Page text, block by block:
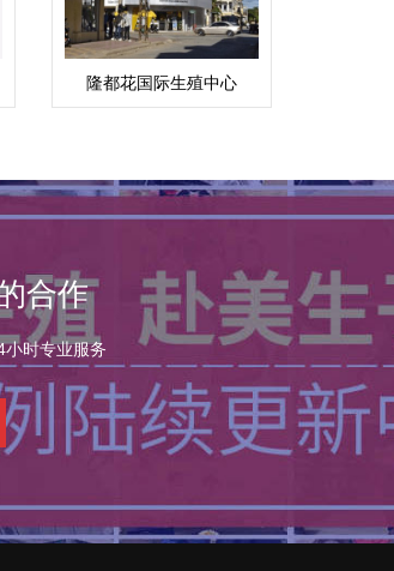
隆都花国际生殖中心
(RMC)
合作
小时专业服务